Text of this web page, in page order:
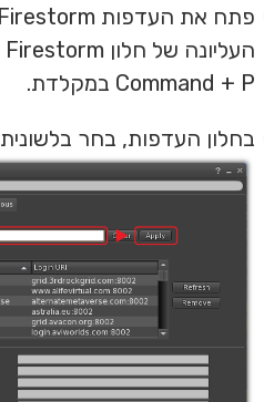
Command + P במקלדת.
בחלון העדפות, בחר בלשונית Opensim בצד שמאל.